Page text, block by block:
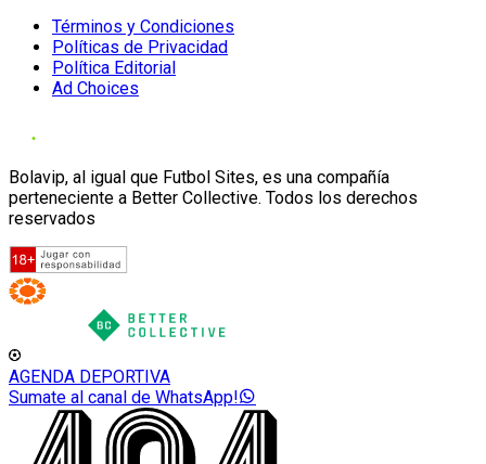
Términos y Condiciones
Políticas de Privacidad
Política Editorial
Ad Choices
Bolavip, al igual que Futbol Sites, es una compañía
perteneciente a Better Collective. Todos los derechos
reservados
AGENDA DEPORTIVA
Sumate al canal de WhatsApp!